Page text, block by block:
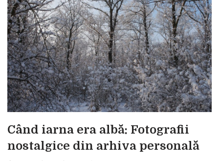
Când iarna era albă: Fotografii
nostalgice din arhiva personală